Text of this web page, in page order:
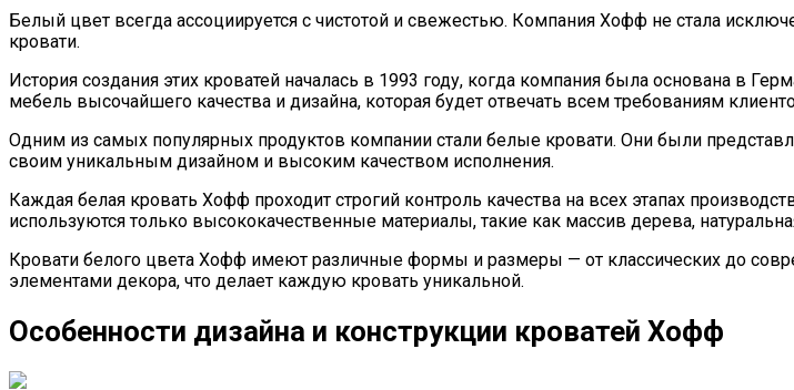
Белый цвет всегда ассоциируется с чистотой и свежестью. Компания Хофф не стала
кровати.
История создания этих кроватей началась в 1993 году, когда компания была основана в
мебель высочайшего качества и дизайна, которая будет отвечать всем требованиям
Одним из самых популярных продуктов компании стали белые кровати. Они были
своим уникальным дизайном и высоким качеством исполнения.
Каждая белая кровать Хофф проходит строгий контроль качества на всех этапах
используются только высококачественные материалы, такие как массив дерева,
Кровати белого цвета Хофф имеют различные формы и размеры — от классических до
элементами декора, что делает каждую кровать уникальной.
Особенности дизайна и конструкции кроватей Хофф